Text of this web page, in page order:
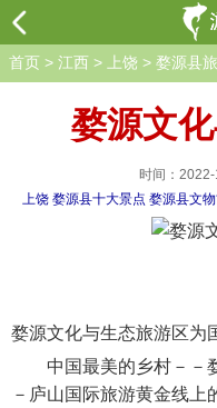
首页 > 江西 > 上饶 > 婺源县
婺源文
时间：
上饶 婺源县十大景点 婺源县文
婺源文化与生态旅游区为
中国最美的乡村－－婺
－庐山国际旅游黄金线